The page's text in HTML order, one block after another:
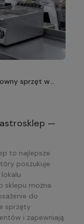
sprzęt w
—
to najlepsze
poszukuje
sklepu można
do
sprzęty
i zapewniają